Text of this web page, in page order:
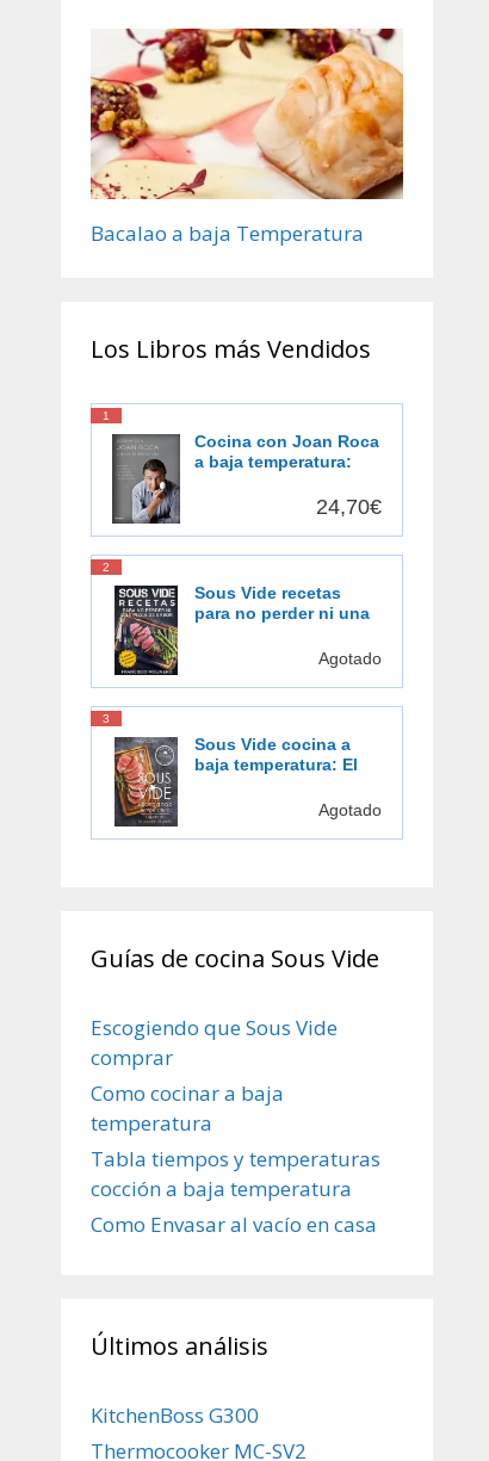
Bacalao a baja Temperatura
Los Libros más Vendidos
1
Cocina con Joan Roca
a baja temperatura:
de cocinar más
saludable [Español]
24,70€
2
Sous Vide recetas
para no perder ni una
placer de cocinar al
Agotado
3
Sous Vide cocina a
baja temperatura: El
Agotado
Guías de cocina Sous Vide
Escogiendo que Sous Vide
comprar
Como cocinar a baja
temperatura
Tabla tiempos y temperaturas
cocción a baja temperatura
Como Envasar al vacío en casa
Últimos análisis
KitchenBoss G300
Thermocooker MC-SV2